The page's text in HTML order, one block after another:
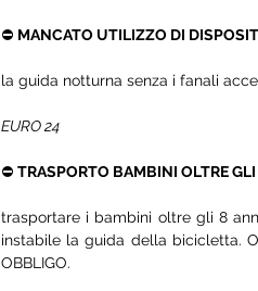
⛔ MANCATO UTILIZZO DI
la guida notturna senza i fanali
EURO 24
⛔ TRASPORTO BAMBINI OLTRE
trasportare i bambini oltre gli 8
instabile la guida della bicicletta.
OBBLIGO.